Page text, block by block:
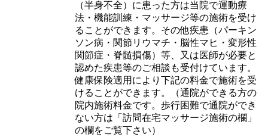
（半身不全）に患った方は当院で運動療
法・機能訓練・マッサージ等の施術を受け
ることができます。その他疾患（パーキン
ソン病・関節リウマチ・脳性マヒ・変形性
関節症・脊髄損傷）等、又は医師が必要と
認めた疾患等のご相談も受付けています。
健康保険適用により下記の料金で施術を受
けることができます。（通院ができる方の
院内施術料金です。歩行困難で通院ができ
ない方は「訪問在宅マッサージ施術の欄」
の欄をご覧下さい）